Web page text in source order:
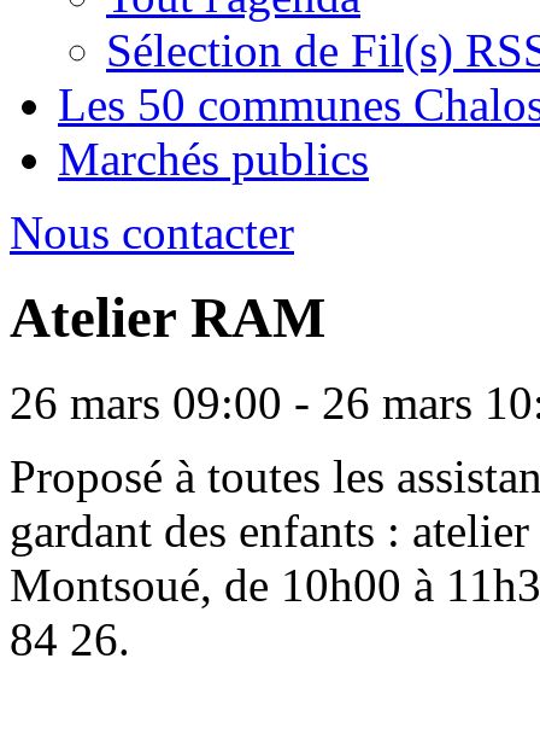
Sélection de Fil(s)
Les 50 communes
Marchés publics
Nous contacter
Atelier RAM
26 mars 09:00 - 26 mars
Proposé à toutes les
gardant des enfants :
Montsoué, de 10h00 à
84 26.